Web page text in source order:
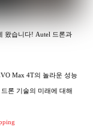
왔습니다! Autel 드론과
Max 4T의 놀라운 성능
론 기술의 미래에 대해